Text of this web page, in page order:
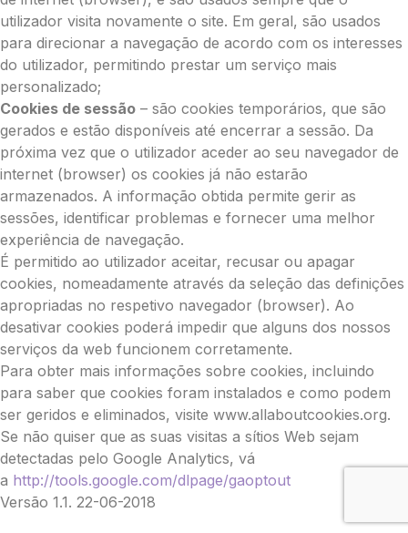
utilizador visita novamente o site. Em geral, são usados
para direcionar a navegação de acordo com os interesses
do utilizador, permitindo prestar um serviço mais
personalizado;
Cookies de sessão – são cookies temporários, que são
gerados e estão disponíveis até encerrar a sessão. Da
próxima vez que o utilizador aceder ao seu navegador de
internet (browser) os cookies já não estarão
armazenados. A informação obtida permite gerir as
sessões, identificar problemas e fornecer uma melhor
experiência de navegação.
É permitido ao utilizador aceitar, recusar ou apagar
cookies, nomeadamente através da seleção das definições
apropriadas no respetivo navegador (browser). Ao
desativar cookies poderá impedir que alguns dos nossos
serviços da web funcionem corretamente.
Para obter mais informações sobre cookies, incluindo
para saber que cookies foram instalados e como podem
ser geridos e eliminados, visite www.allaboutcookies.org.
Se não quiser que as suas visitas a sítios Web sejam
detectadas pelo Google Analytics, vá
a http://tools.google.com/dlpage/gaoptout
Versão 1.1. 22-06-2018